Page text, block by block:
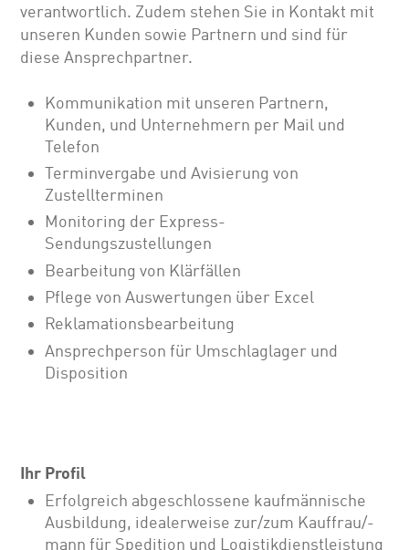
verantwortlich. Zudem stehen Sie in Kontakt mit
unseren Kunden sowie Partnern und sind für
diese Ansprechpartner.
Kommunikation mit unseren Partnern,
Kunden, und Unternehmern per Mail und
Telefon
Terminvergabe und Avisierung von
Zustellterminen
Monitoring der Express-
Sendungszustellungen
Bearbeitung von Klärfällen
Pflege von Auswertungen über Excel
Reklamationsbearbeitung
Ansprechperson für Umschlaglager und
Disposition
Ihr Profil
Erfolgreich abgeschlossene kaufmännische
Ausbildung, idealerweise zur/zum Kauffrau/-
mann für Spedition und Logistikdienstleistung